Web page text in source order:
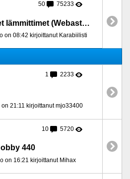
50 75233
Polttonestekäyttöiset lämmittimet (Webasto/Ebersprächer/jne.), huolto/korjaus
on 08:42 kirjoittanut Karabiilisti
1 2233
21:11 kirjoittanut mjo33400
10 5720
440
on 16:21 kirjoittanut Mihax